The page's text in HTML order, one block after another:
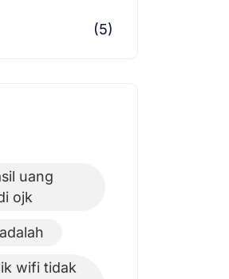
(5)
uang
ojk
wifi tidak